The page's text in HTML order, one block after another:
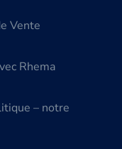
Vente
Rhema
– notre